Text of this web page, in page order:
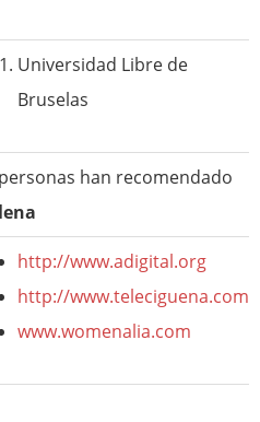
Universidad Libre de
Bruselas
personas han recomendado
http://www.adigital.org
http://www.teleciguena.com
www.womenalia.com